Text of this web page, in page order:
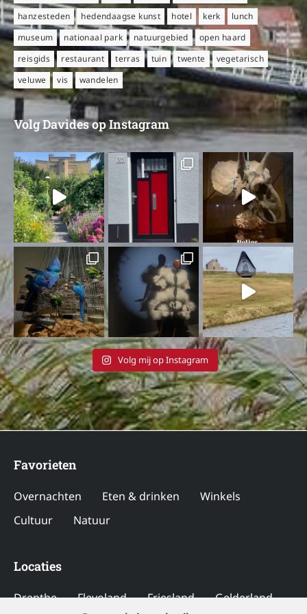
hanzesteden
hedendaagse kunst hotel kerk
lunch
museum
nationaal park natuurgebied
open haard
reisgids
restaurant terras tuin twente
vegetarisch
veluwe
vis wandelen
Volg Davides op Instagram
Volg mij op Instagram
Favorieten
Overnachten Eten & drinken
Winkels
Cultuur
Natuur
Locaties
Drenthe Flevoland Friesland
Gelderland